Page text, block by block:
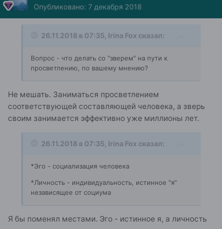
Опубликовано: 7 декабря 2018
26.11.2018 в 07:35, Irina Fox сказал:
Вопрос - что делать со "зверем" на пути к
просветлению , по вашему мнению?
Не мешать. Заниматься просветлением
соответствующей составляющей человека, а зверь
своим занимается эффективно уже миллионы лет.
26.11.2018 в 07:35, Irina Fox сказал:
*Эго - социализация человека
*Личность - индивидуальность, истинное "я"
независящее от социума
Я бы поменял местами. Эго - истинное я, а личность